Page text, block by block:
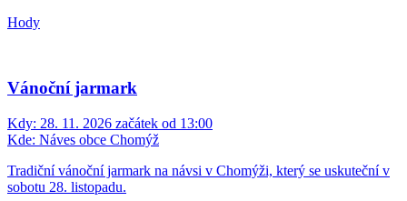
Hody
Vánoční jarmark
Kdy: 28. 11. 2026 začátek od 13:00
Kde: Náves obce Chomýž
Tradiční vánoční jarmark na návsi v Chomýži, který se uskuteční v
sobotu 28. listopadu.